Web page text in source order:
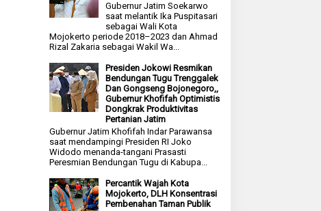
Gubernur Jatim Soekarwo
saat melantik Ika Puspitasari
sebagai Wali Kota
Mojokerto periode 2018–2023 dan Ahmad
Rizal Zakaria sebagai Wakil Wa...
Presiden Jokowi Resmikan
Bendungan Tugu Trenggalek
Dan Gongseng Bojonegoro,,
Gubernur Khofifah Optimistis
Dongkrak Produktivitas
Pertanian Jatim
Gubernur Jatim Khofifah Indar Parawansa
saat mendampingi Presiden RI Joko
Widodo menanda-tangani Prasasti
Peresmian Bendungan Tugu di Kabupa...
Percantik Wajah Kota
Mojokerto, DLH Konsentrasi
Pembenahan Taman Publik